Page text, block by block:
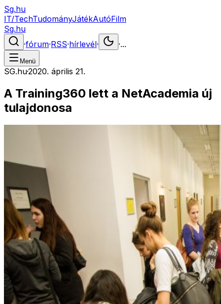
Sg.hu
IT/TechTudományJátékAutóFilm
Sg.hu
·fórum·RSS·hírlevél· ·...
Menü
SG.hu·2020. április 21.
A Training360 lett a NetAcademia új
tulajdonosa